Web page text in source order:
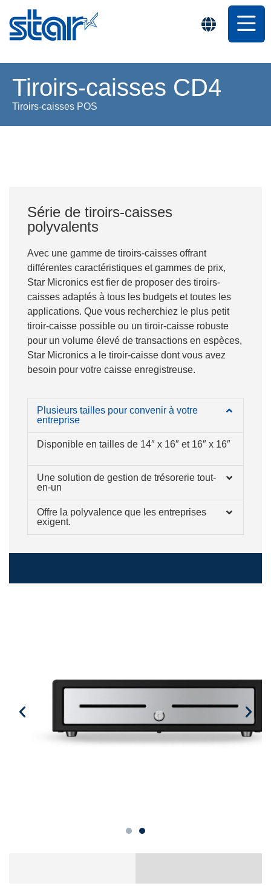
Tiroirs-caisses CD4
Tiroirs-caisses POS
Série de tiroirs-caisses
polyvalents
Avec une gamme de tiroirs-caisses offrant
différentes caractéristiques et gammes de prix,
Star Micronics est fier de proposer des tiroirs-
caisses adaptés à tous les budgets et toutes les
applications. Que vous recherchiez le plus petit
tiroir-caisse possible ou un tiroir-caisse robuste
pour un volume élevé de transactions en espèces,
Star Micronics a le tiroir-caisse dont vous avez
besoin pour votre caisse enregistreuse.
Plusieurs tailles pour convenir à votre
entreprise
Disponible en tailles de 14″ x 16″ et 16″ x 16″
Une solution de gestion de trésorerie tout-
en-un
Offre la polyvalence que les entreprises
exigent.